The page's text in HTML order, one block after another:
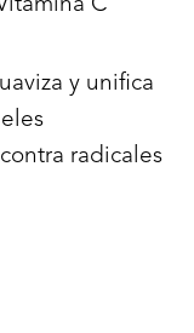
C
y unifica
radicales